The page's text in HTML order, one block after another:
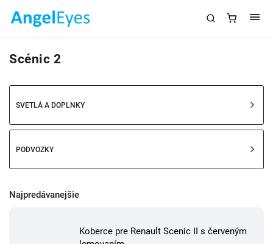
Scénic 2
SVETLÁ A DOPLNKY
PODVOZKY
Najpredávanejšie
Koberce pre Renault Scenic II s červeným